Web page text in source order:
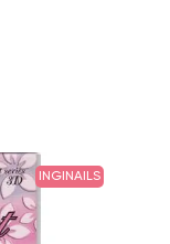
INGINAILS